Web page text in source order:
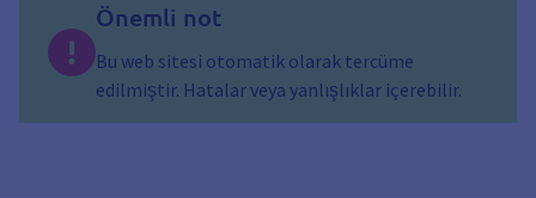
Önemli not
Bu web sitesi otomatik olarak tercüme
edilmiştir. Hatalar veya yanlışlıklar içerebilir.